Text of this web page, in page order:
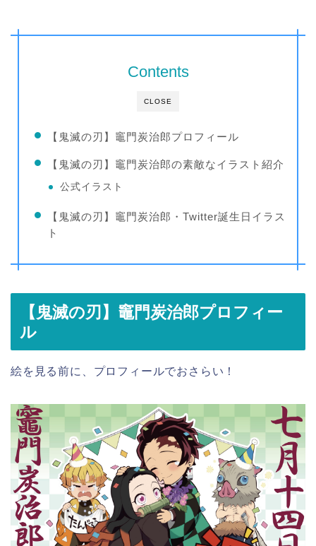
CLOSE
Contents
【鬼滅の刃】竈門炭治郎プロフィール
【鬼滅の刃】竈門炭治郎の素敵なイラスト紹介
公式イラスト
【鬼滅の刃】竈門炭治郎・Twitter誕生日イラス
ト
【鬼滅の刃】竈門炭治郎プロフィー
ル
絵を見る前に、プロフィールでおさらい！